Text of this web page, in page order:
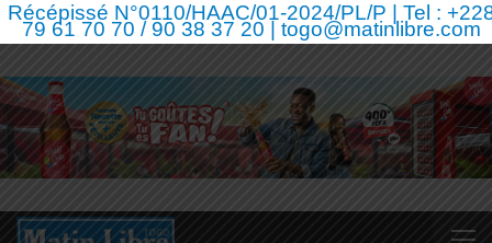
Récépissé N°0110/HAAC/01-2024/PL/P | Tel :
79 61 70 70 / 90 38 37 20 | togo@matinlibre.com